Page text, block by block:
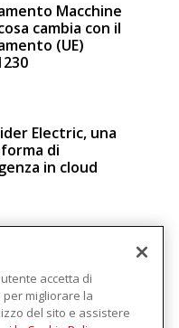
Macchine
cambia con il
(UE)
Electric, una
di
in cloud
macchine
accetta di
migliorare la
del sito e assistere